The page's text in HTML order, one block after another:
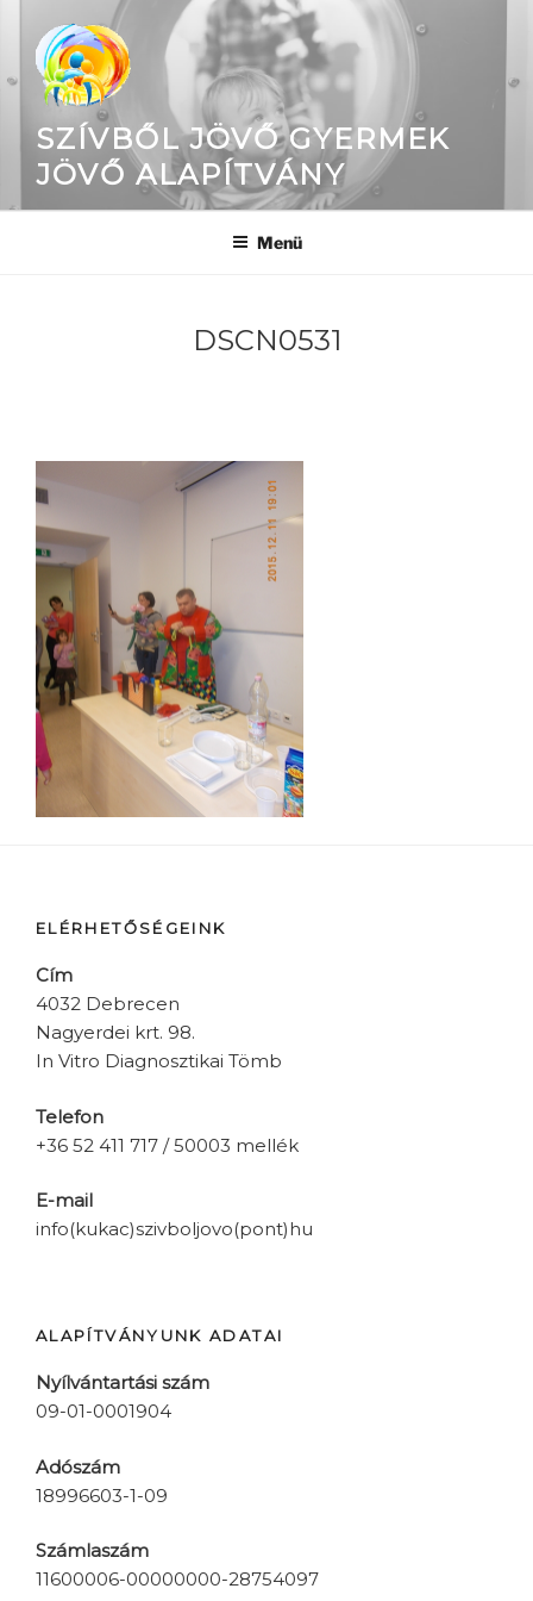
SZÍVBŐL JÖVŐ GYERMEK
JÖVŐ ALAPÍTVÁNY
Menü
DSCN0531
ELÉRHETŐSÉGEINK
Cím
4032 Debrecen
Nagyerdei krt. 98.
In Vitro Diagnosztikai Tömb
Telefon
+36 52 411 717 / 50003 mellék
E-mail
info(kukac)szivboljovo(pont)hu
ALAPÍTVÁNYUNK ADATAI
Nyílvántartási szám
09-01-0001904
Adószám
18996603-1-09
Számlaszám
11600006-00000000-28754097